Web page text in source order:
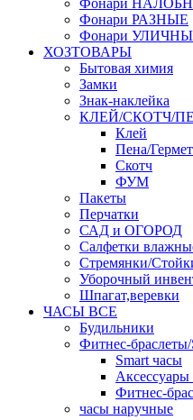
Фонари
Фонари РАЗНЫЕ
Фонари
ХОЗТОВАРЫ
Бытовая химия
Замки
Знак-наклейка
КЛЕЙ/СКОТЧ/
Клей
Пена/
Скотч
ФУМ
Пакеты
Перчатки
САД и ОГОРОД
Салфетки
Стремянки/
Уборочный
Шпагат,веревки
ЧАСЫ ВСЕ
Будильники
Фитнес-
Smart часы
Аксессуары
Фитнес-
часы наручные